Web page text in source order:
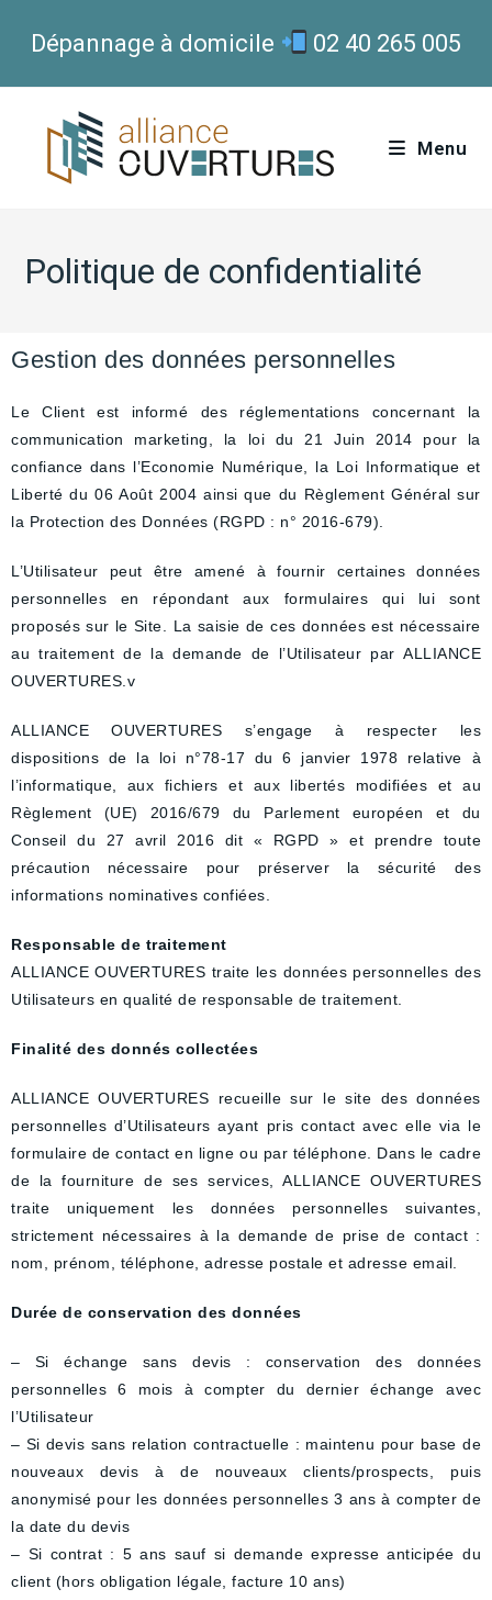
Dépannage à domicile 02 40 265 005
Menu
Politique de confidentialité
Gestion des données personnelles
Le Client est informé des réglementations concernant la
communication marketing, la loi du 21 Juin 2014 pour la
confiance dans l’Economie Numérique, la Loi Informatique et
Liberté du 06 Août 2004 ainsi que du Règlement Général sur
la Protection des Données (RGPD : n° 2016-679).
L’Utilisateur peut être amené à fournir certaines données
personnelles en répondant aux formulaires qui lui sont
proposés sur le Site. La saisie de ces données est nécessaire
au traitement de la demande de l’Utilisateur par ALLIANCE
OUVERTURES.v
ALLIANCE OUVERTURES s’engage à respecter les
dispositions de la loi n°78-17 du 6 janvier 1978 relative à
l’informatique, aux fichiers et aux libertés modifiées et au
Règlement (UE) 2016/679 du Parlement européen et du
Conseil du 27 avril 2016 dit « RGPD » et prendre toute
précaution nécessaire pour préserver la sécurité des
informations nominatives confiées.
Responsable de traitement
ALLIANCE OUVERTURES traite les données personnelles des
Utilisateurs en qualité de responsable de traitement.
Finalité des donnés collectées
ALLIANCE OUVERTURES recueille sur le site des données
personnelles d’Utilisateurs ayant pris contact avec elle via le
formulaire de contact en ligne ou par téléphone. Dans le cadre
de la fourniture de ses services, ALLIANCE OUVERTURES
traite uniquement les données personnelles suivantes,
strictement nécessaires à la demande de prise de contact :
nom, prénom, téléphone, adresse postale et adresse email.
Durée de conservation des données
– Si échange sans devis : conservation des données
personnelles 6 mois à compter du dernier échange avec
l’Utilisateur
– Si devis sans relation contractuelle : maintenu pour base de
nouveaux devis à de nouveaux clients/prospects, puis
anonymisé pour les données personnelles 3 ans à compter de
la date du devis
– Si contrat : 5 ans sauf si demande expresse anticipée du
client (hors obligation légale, facture 10 ans)